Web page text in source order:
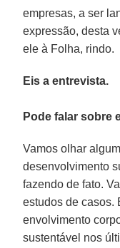
empresas, a ser
expressão, desta
ele à Folha, rindo.
Eis a entrevista.
Pode falar sobre
Vamos olhar
desenvolvimento
fazendo de fato.
estudos de casos.
envolvimento
sustentável nos